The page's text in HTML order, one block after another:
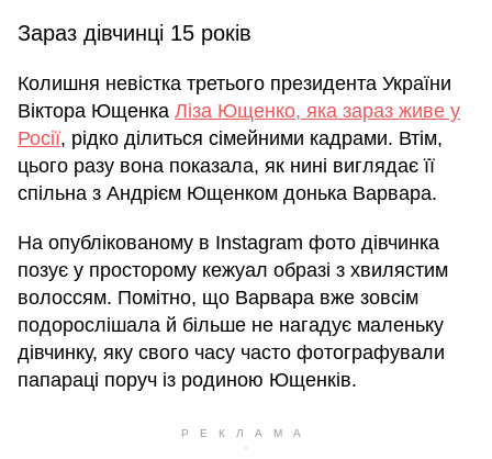
Зараз дівчинці 15 років
Колишня невістка третього президента України
Віктора Ющенка Ліза Ющенко, яка зараз живе у
Росії, рідко ділиться сімейними кадрами. Втім,
цього разу вона показала, як нині виглядає її
спільна з Андрієм Ющенком донька Варвара.
На опублікованому в Instagram фото дівчинка
позує у просторому кежуал образі з хвилястим
волоссям. Помітно, що Варвара вже зовсім
подорослішала й більше не нагадує маленьку
дівчинку, яку свого часу часто фотографували
папараці поруч із родиною Ющенків.